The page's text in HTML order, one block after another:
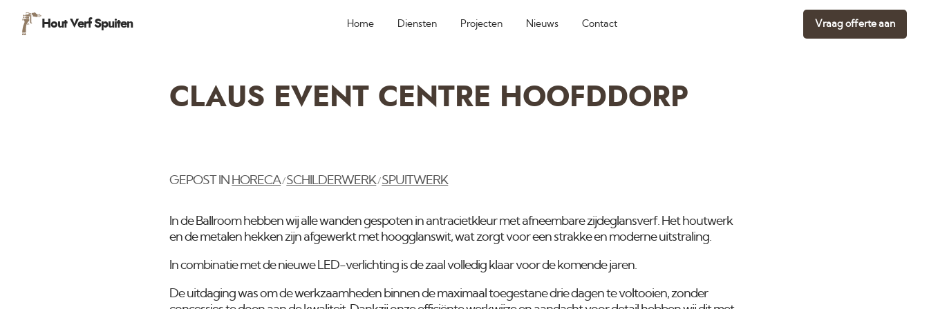
Hout Verf Spuiten Home Diensten Projecten Nieuws Contact Vraag offerte aan
CLAUS EVENT CENTRE HOOFDDORP
GEPOST IN HORECA/SCHILDERWERK/SPUITWERK
In de Ballroom hebben wij alle wanden gespoten in antracietkleur met afneembare zijdeglansverf. Het houtwerk
en de metalen hekken zijn afgewerkt met hoogglanswit, wat zorgt voor een strakke en moderne uitstraling.
In combinatie met de nieuwe LED-verlichting is de zaal volledig klaar voor de komende jaren.
De uitdaging was om de werkzaamheden binnen de maximaal toegestane drie dagen te voltooien, zonder